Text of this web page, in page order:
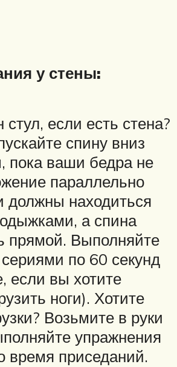
у стены:
если есть стена?
спину вниз
пока ваши бедра не
параллельно
должны находиться
а спина
прямой. Выполняйте
по 60 секунд
если вы хотите
ноги). Хотите
Возьмите в руки
упражнения
время приседаний.